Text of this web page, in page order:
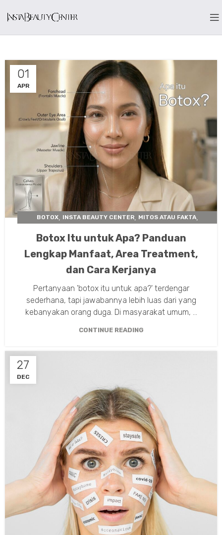
01
APR
BOTOX, INSTA BEAUTY CENTER, MITOS ATAU FAKTA,
Botox Itu untuk Apa? Panduan
Lengkap Manfaat, Area Treatment,
dan Cara Kerjanya
Pertanyaan 'botox itu untuk apa?' terdengar
sederhana, tapi jawabannya lebih luas dari yang
kebanyakan orang duga. Di masyarakat umum, ...
CONTINUE READING
27
DEC